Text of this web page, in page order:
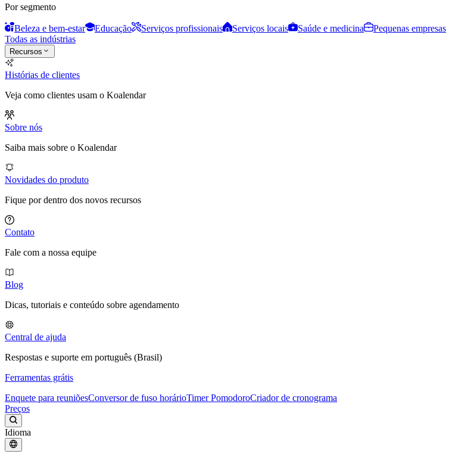
Por segmento
Beleza e bem-estar Educação Serviços profissionais Serviços locais Saúde e medicina
Pequenas empresas
Todas as indústrias
Recursos
Histórias de clientes
Veja como clientes usam o Koalendar
Sobre nós
Saiba mais sobre o Koalendar
Novidades do produto
Fique por dentro dos novos recursos
Contato
Fale com a nossa equipe
Blog
Dicas, tutoriais e conteúdo sobre agendamento
Central de ajuda
Respostas e suporte em português (Brasil)
Ferramentas grátis
Enquete para reuniõesConversor de fuso horárioTimer PomodoroCriador de cronograma
Preços
Idioma